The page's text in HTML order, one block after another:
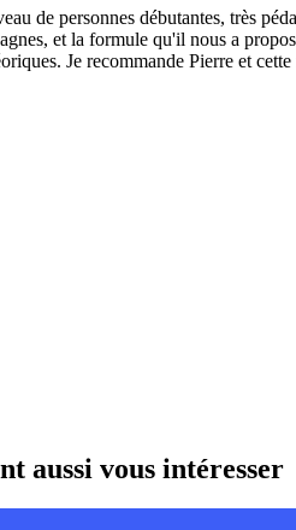
de personnes débutantes, très
et la formule qu'il nous a
Je recommande Pierre et
aussi vous intéresser